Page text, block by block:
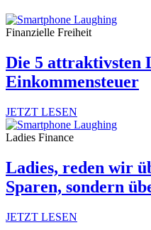
Finanzielle Freiheit
Die 5 attraktivsten
Einkommensteuer
JETZT LESEN
Ladies Finance
Ladies, reden wir
Sparen, sondern
JETZT LESEN